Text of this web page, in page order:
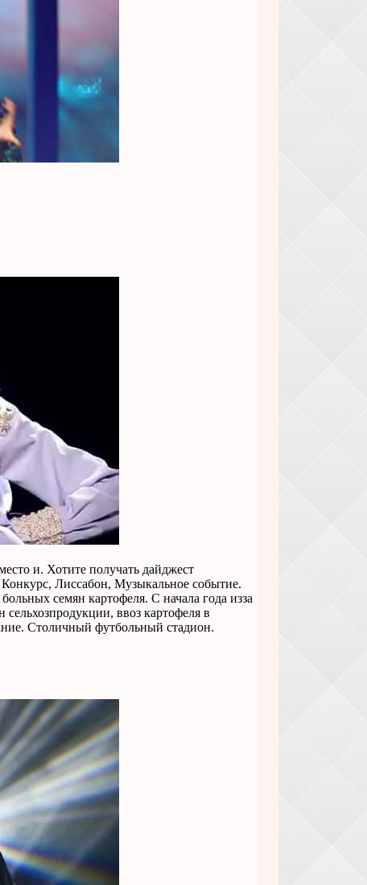
и. Хотите получать дайджест
Лиссабон, Музыкальное событие.
семян картофеля. С начала года изза
ввоз картофеля в
Столичный футбольный стадион.